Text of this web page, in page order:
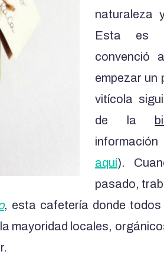
naturaleza
Esta es
convenció
empezar un
vitícola
de la
información
aquí).
pasado,
, esta cafetería donde
mayoridad locales,